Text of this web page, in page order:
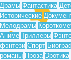
Драмы Фантастика
Исторические
Мелодрамы
Аниме Триллеры
фэнтези Спорт
романы Проза Эротика